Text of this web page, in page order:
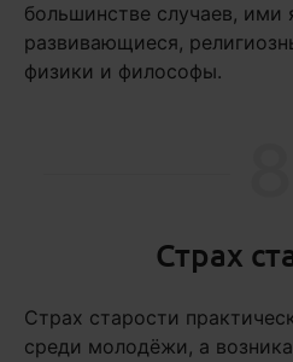
большинстве случаев, ими
развивающиеся,
физики и философы.
Страх
Страх старости
среди молодёжи, а